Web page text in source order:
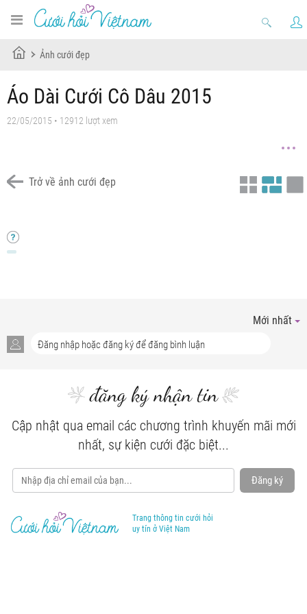
Ảnh cưới đẹp
Áo Dài Cưới Cô Dâu 2015
22/05/2015 • 12912 lượt xem
Trở về ảnh cưới đẹp
Áo Dài Truyền Thống Họa Tiết ren vàng nổi bật
Mới nhất
đăng ký nhận tin
Cập nhật qua email các chương trình khuyến mãi mới
nhất, sự kiện cưới đặc biệt...
Đăng ký
Trang thông tin cưới hỏi
uy tín ở Việt Nam